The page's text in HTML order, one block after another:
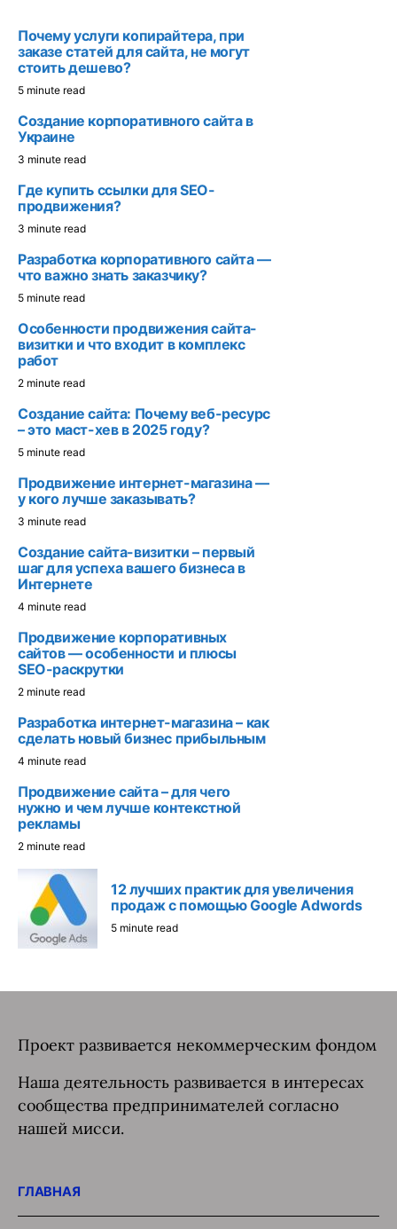
Почему услуги копирайтера, при
заказе статей для сайта, не могут
стоить дешево?
5 minute read
Создание корпоративного сайта в
Украине
3 minute read
Где купить ссылки для SEO-
продвижения?
3 minute read
Разработка корпоративного сайта —
что важно знать заказчику?
5 minute read
Особенности продвижения сайта-
визитки и что входит в комплекс
работ
2 minute read
Создание сайта: Почему веб-ресурс
– это маст-хев в 2025 году?
5 minute read
Продвижение интернет-магазина —
у кого лучше заказывать?
3 minute read
Создание сайта-визитки – первый
шаг для успеха вашего бизнеса в
Интернете
4 minute read
Продвижение корпоративных
сайтов — особенности и плюсы
SEO-раскрутки
2 minute read
Разработка интернет-магазина – как
сделать новый бизнес прибыльным
4 minute read
Продвижение сайта – для чего
нужно и чем лучше контекстной
рекламы
2 minute read
12 лучших практик для увеличения
продаж с помощью Google Adwords
5 minute read
Проект развивается некоммерческим фондом
Наша деятельность развивается в интересах
сообщества предпринимателей согласно
нашей мисси.
ГЛАВНАЯ